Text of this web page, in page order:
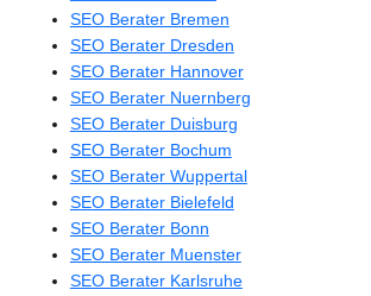
SEO Berater Bremen
SEO Berater Dresden
SEO Berater Hannover
SEO Berater Nuernberg
SEO Berater Duisburg
SEO Berater Bochum
SEO Berater Wuppertal
SEO Berater Bielefeld
SEO Berater Bonn
SEO Berater Muenster
SEO Berater Karlsruhe